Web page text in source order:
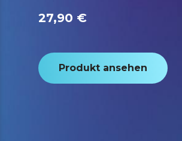
27,90 €
Produkt ansehen